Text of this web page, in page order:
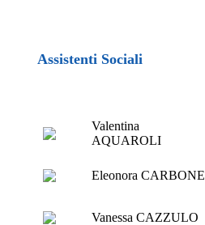
Assistenti Sociali
Valentina
AQUAROLI
Eleonora CARBONE
Vanessa CAZZULO